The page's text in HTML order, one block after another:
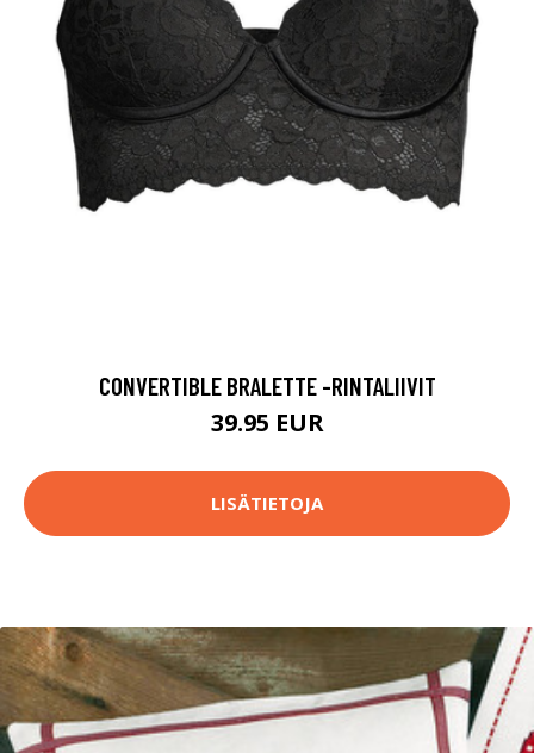
CONVERTIBLE BRALETTE -RINTALIIVIT
39.95 EUR
LISÄTIETOJA